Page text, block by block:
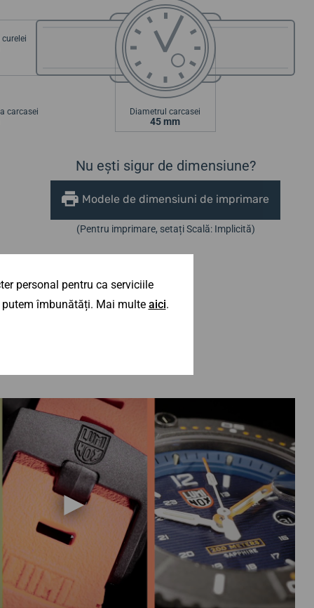
curelei
carcasei Diametrul carcasei
45 mm
Nu ești sigur de dimensiune?
Modele de dimensiuni de imprimare
(Pentru imprimare, setați Scală: Implicită)
personal pentru ca serviciile
îmbunătăți. Mai multe aici.